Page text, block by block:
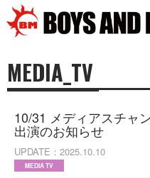
MEDIA_TV
10/31 メディアスチャ
出演のお知らせ
UPDATE 2025.10.10
MEDIA TV